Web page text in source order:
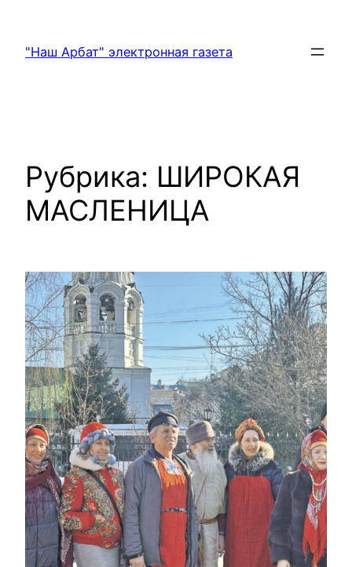
содержимому
"Наш Арбат" электронная газета
Рубрика: ШИРОКАЯ
МАСЛЕНИЦА